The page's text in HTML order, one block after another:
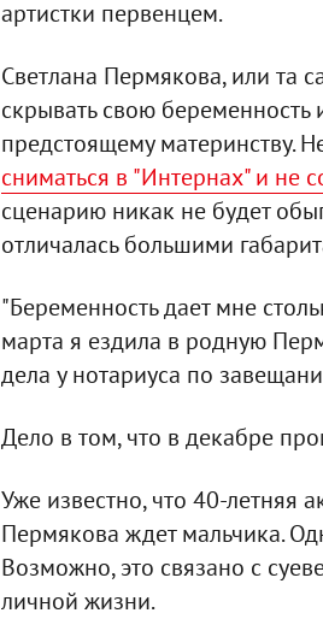
артистки первенцем.
Светлана Пермякова, или та
скрывать свою
предстоящему материнству.
сниматься в "Интернах" и не
сценарию никак не будет
отличалась большими
"Беременность дает мне
марта я ездила в родную
дела у нотариуса по
Дело в том, что в декабре
Уже известно, что 40-летняя
Пермякова ждет мальчика.
Возможно, это связано с
личной жизни.